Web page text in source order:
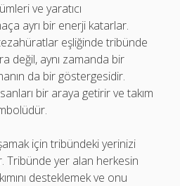
ve yaratıcı
ayrı bir enerji katarlar.
eşliğinde tribünde
değil, aynı zamanda bir
da bir göstergesidir.
bir araya getirir ve takım
için tribündeki yerinizi
Tribünde yer alan herkesin
desteklemek ve onu